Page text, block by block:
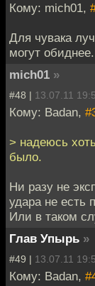
Кому: mich01,
Для чувака
могут
mich01 »
#48 | 13.07.11
Кому: Badan,
> надеюсь
было.
Ни разу не
удара не есть
Или в таком
Глав Упырь »
#49 | 13.07.11
Кому: Badan,